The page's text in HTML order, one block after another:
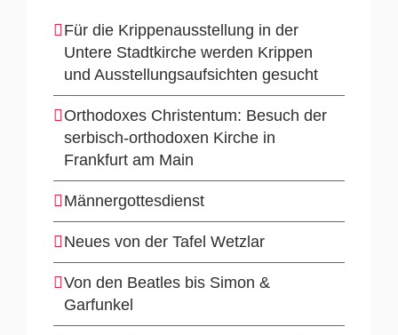
Für die Krippenausstellung in der
Untere Stadtkirche werden Krippen
und Ausstellungsaufsichten gesucht
Orthodoxes Christentum: Besuch der
serbisch-orthodoxen Kirche in
Frankfurt am Main
Männergottesdienst
Neues von der Tafel Wetzlar
Von den Beatles bis Simon &
Garfunkel